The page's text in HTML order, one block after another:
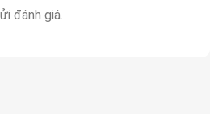
đánh giá.